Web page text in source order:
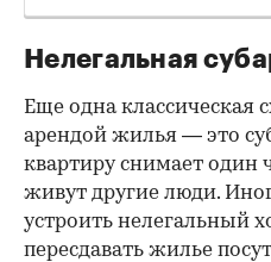
Нелегальная
Еще одна классическая
арендой жилья — это
квартиру снимает один
живут другие люди.
устроить нелегальный
пересдавать жилье